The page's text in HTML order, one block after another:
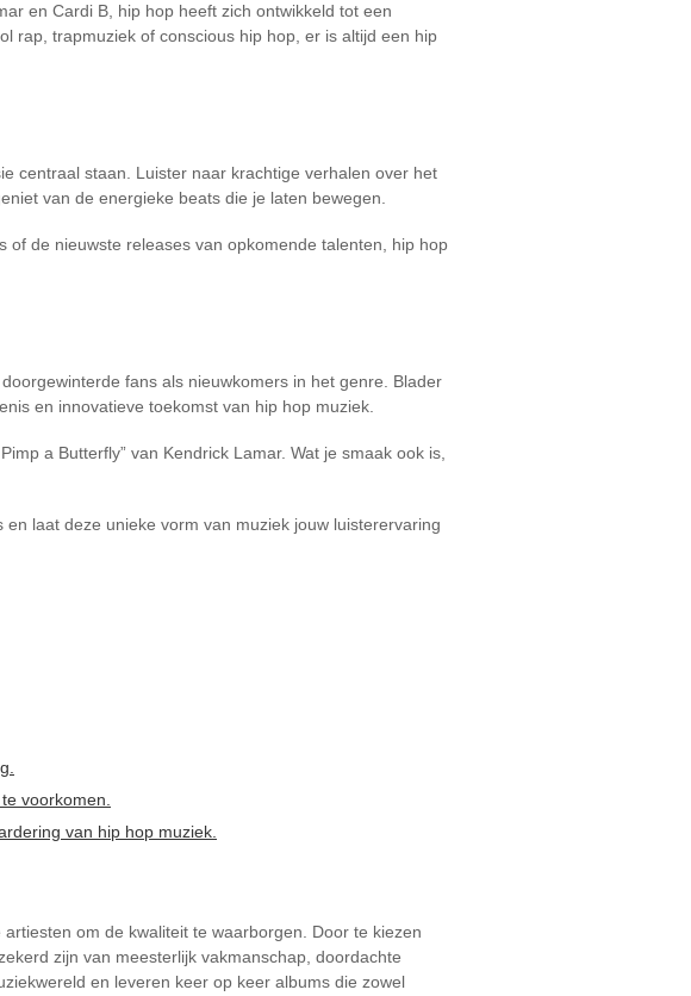
en Cardi B, hip hop heeft zich ontwikkeld tot een
rap, trapmuziek of conscious hip hop, er is altijd een hip
centraal staan. Luister naar krachtige verhalen over het
van de energieke beats die je laten bewegen.
of de nieuwste releases van opkomende talenten, hip hop
fans als nieuwkomers in het genre. Blader
en innovatieve toekomst van hip hop muziek.
a Butterfly” van Kendrick Lamar. Wat je smaak ook is,
laat deze unieke vorm van muziek jouw luisterervaring
voorkomen.
van hip hop muziek.
om de kwaliteit te waarborgen. Door te kiezen
zijn van meesterlijk vakmanschap, doordachte
en leveren keer op keer albums die zowel